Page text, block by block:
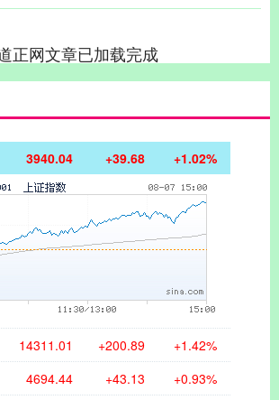
正网文章已加载完成
3940.04 +39.68 +1.02%
14311.01 +200.89 +1.42%
4694.44 +43.13 +0.93%